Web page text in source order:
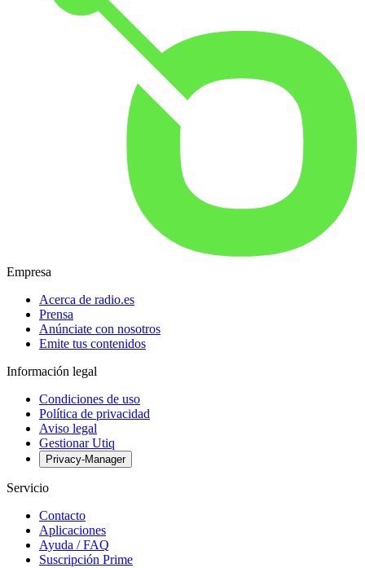
Empresa
Acerca de radio.es
Prensa
Anúnciate con nosotros
Emite tus contenidos
Información legal
Condiciones de uso
Política de privacidad
Aviso legal
Gestionar Utiq
Privacy-Manager
Servicio
Contacto
Aplicaciones
Ayuda / FAQ
Suscripción Prime